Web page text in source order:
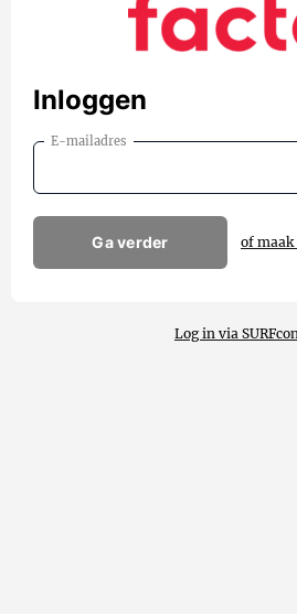
Inloggen
E-mailadres
Ga verder of maak
Log in via